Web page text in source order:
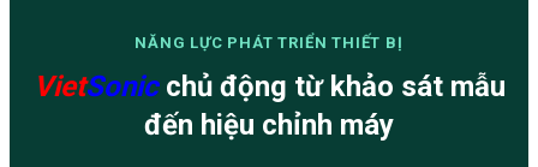
NĂNG LỰC PHÁT TRIỂN THIẾT BỊ
VietSonicchủ động từ khảo sát mẫu
đến hiệu chỉnh máy